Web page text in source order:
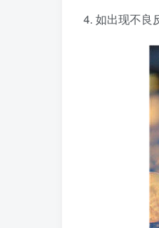
4. 如出现不良